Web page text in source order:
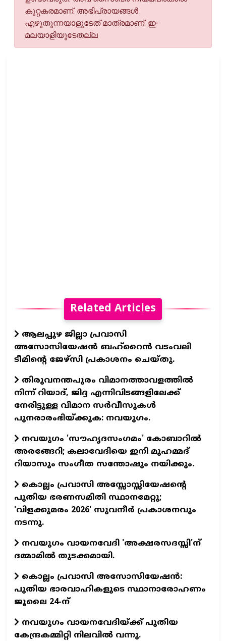
കുറ്റകരമാണ്. അഭിപ്രായങ്ങള്‍
എഴുതുന്നയാളുടേത് മാത്രമാണ്. ഇ-
മലയാളിയുടേതല്ല
Related Articles
ആലപ്പുഴ ജില്ലാ പ്രവാസി
അസോസിയേഷന്‍ ബഹ്റൈന്‍ വടംവലി
ടീമിന്റെ ജേഴ്സി പ്രകാശനം ചെയ്തു.
തിരുവനന്തപുരം വിമാനത്താവളത്തില്‍
നിന്ന് റിയാദ്, ജിദ്ദ എന്നിവിടങ്ങളിലേക്ക്
നേരിട്ടുള്ള വിമാന സര്‍വീസുകള്‍
പുനരാരംഭിയ്ക്കുക: നവയുഗം.
നവയുഗം 'സൗഹൃദസംഗമം' കോബാറില്‍
അരങ്ങേറി; കലാവേദിയെ ഇനി മുഹമ്മദ്
റിയാസും സംഗീത സന്തോഷും നയിക്കും.
കൊല്ലം പ്രവാസി അസ്സോസ്സിയേഷന്റെ
പുതിയ ഭരണസമിതി സ്ഥാനമേറ്റു;
'വിളക്കുമരം 2026' സുവനീര്‍ പ്രകാശനവും
നടന്നു.
നവയുഗം വായനവേദി 'അക്ഷരസദസ്സി'ന്
ദമ്മാമില്‍ തുടക്കമായി.
കൊല്ലം പ്രവാസി അസോസിയേഷന്‍:
പുതിയ ഭാരവാഹികളുടെ സ്ഥാനാരോഹണം
ജൂലൈ 24-ന്
നവയുഗം വായനവേദിയ്ക്ക് പുതിയ
കേന്ദ്രകമ്മിറ്റി നിലവില്‍ വന്നു.